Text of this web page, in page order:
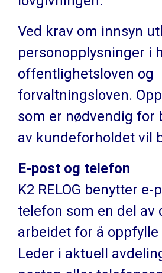
Ved krav om innsyn
personopplysninger i
offentlighetsloven og
forvaltningsloven.
som er nødvendig for
av kundeforholdet vil
E-post og telefon
K2 RELOG benytter e-
telefon som en del av
arbeidet for å oppfylle
Leder i aktuell